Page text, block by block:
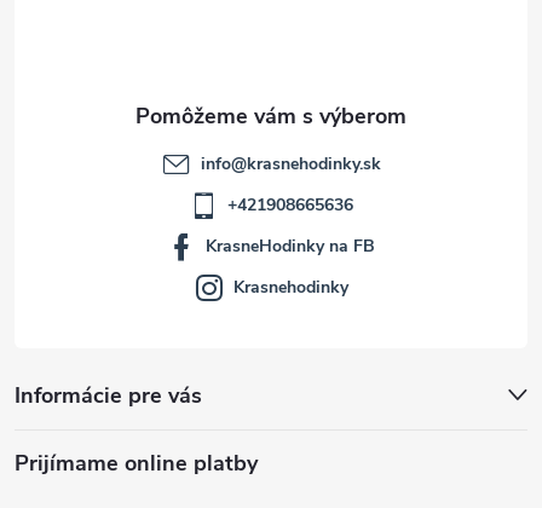
Informácie pre vás
Prijímame online platby
info@krasnehodinky.sk
+421908665636
KrasneHodinky na FB
Krasnehodinky